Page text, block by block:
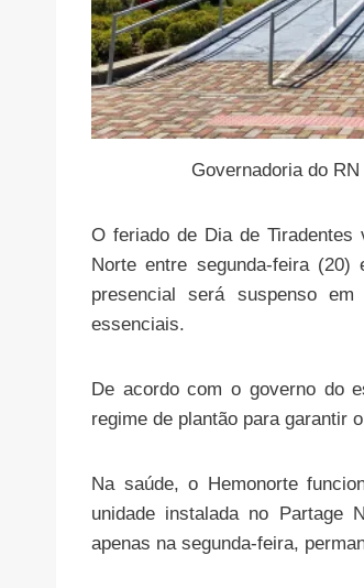
Governadoria do
O feriado de Dia de Tiradentes
Norte entre segunda-feira
presencial será suspenso
essenciais.
De acordo com o governo do
regime de plantão para garantir
Na saúde, o Hemonorte
unidade instalada no Partage
apenas na segunda-feira,